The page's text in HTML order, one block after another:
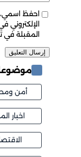
احفظ اسمي،
المقبلة في
أمن
اخبار